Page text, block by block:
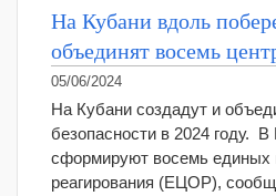
На Кубани вдоль
объединят восемь
05/06/2024
На Кубани создадут и
безопасности в 2024 году.
сформируют восемь единых
реагирования (ЕЦОР),